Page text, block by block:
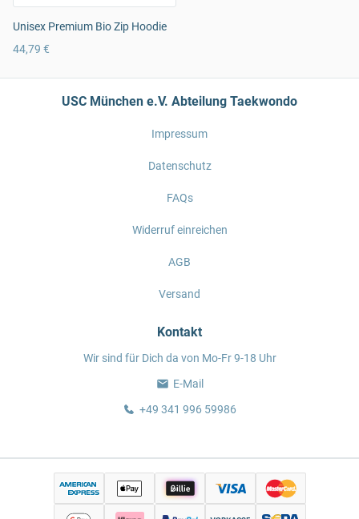
Unisex Premium Bio Zip Hoodie
44,79 €
USC München e.V. Abteilung Taekwondo
Impressum
Datenschutz
FAQs
Widerruf einreichen
AGB
Versand
Kontakt
Wir sind für Dich da von Mo-Fr 9-18 Uhr
E-Mail
+49 341 996 59986